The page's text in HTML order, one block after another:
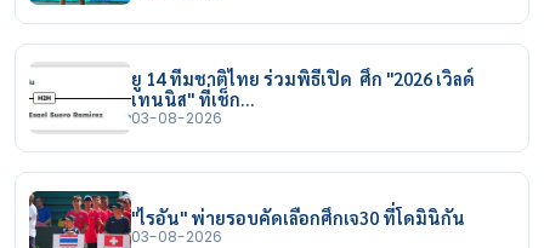
ยู 14 ทีมชาติไทย ร่วมพิธีเปิด ศึก "2026 เวิลด์
เทนนิส" ที่เช็ก…
03-08-2026
"ไรอัน" พ่ายรอบคัดเลือกศึกเจ30 ที่โดมินิกัน
03-08-2026